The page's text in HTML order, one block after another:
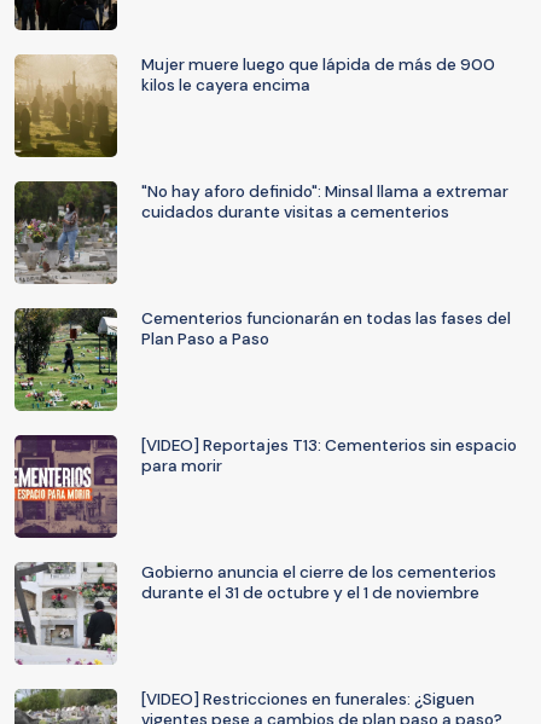
Mujer muere luego que lápida de más de 900
kilos le cayera encima
"No hay aforo definido": Minsal llama a extremar
cuidados durante visitas a cementerios
Cementerios funcionarán en todas las fases del
Plan Paso a Paso
[VIDEO] Reportajes T13: Cementerios sin espacio
para morir
Gobierno anuncia el cierre de los cementerios
durante el 31 de octubre y el 1 de noviembre
[VIDEO] Restricciones en funerales: ¿Siguen
vigentes pese a cambios de plan paso a paso?